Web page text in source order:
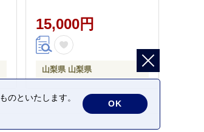
15,000円
山梨県 山梨県
のといたします。
OK